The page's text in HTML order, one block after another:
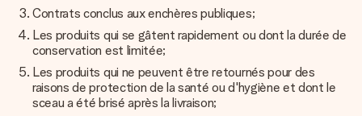
Contrats conclus aux enchères publiques;
Les produits qui se gâtent rapidement ou dont la durée de
conservation est limitée;
Les produits qui ne peuvent être retournés pour des
raisons de protection de la santé ou d'hygiène et dont le
sceau a été brisé après la livraison;